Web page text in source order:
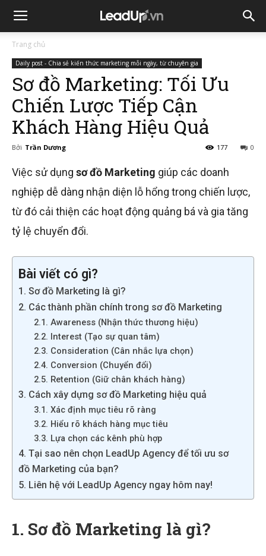
Trang chủ
Daily post - Chia sẻ kiến thức marketing mỗi ngày, từ chuyên gia
Sơ đồ Marketing: Tối Ưu
Chiến Lược Tiếp Cận
Khách Hàng Hiệu Quả
Bởi Trần Dương 0
177
Việc sử dụng sơ đồ Marketing giúp các doanh
nghiệp dễ dàng nhận diện lỗ hổng trong chiến lược,
từ đó cải thiện các hoạt động quảng bá và gia tăng
tỷ lệ chuyển đổi.
Bài viết có gì?
1. Sơ đồ Marketing là gì?
2. Các thành phần chính trong sơ đồ Marketing
2.1. Awareness (Nhận thức thương hiệu)
2.2. Interest (Tạo sự quan tâm)
2.3. Consideration (Cân nhắc lựa chọn)
2.4. Conversion (Chuyển đổi)
2.5. Retention (Giữ chân khách hàng)
3. Cách xây dựng sơ đồ Marketing hiệu quả
3.1. Xác định mục tiêu rõ ràng
3.2. Hiểu rõ khách hàng mục tiêu
3.3. Lựa chọn các kênh phù hợp
4. Tại sao nên chọn LeadUp Agency để tối ưu sơ
đồ Marketing của bạn?
5. Liên hệ với LeadUp Agency ngay hôm nay!
1. Sơ đồ Marketing là gì?